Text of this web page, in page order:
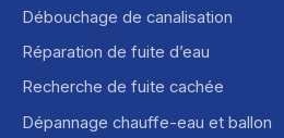
Débouchage de canalisation
Réparation de fuite d’eau
Recherche de fuite cachée
Dépannage chauffe-eau et ballon